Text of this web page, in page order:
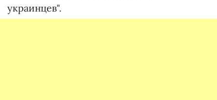
украинцев".